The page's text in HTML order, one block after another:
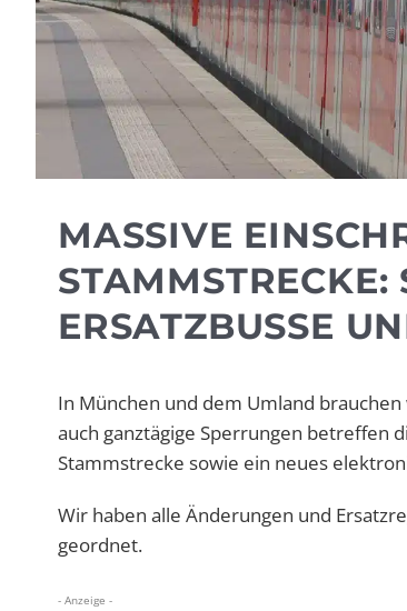
MASSIVE
ERSATZBUSSE
In München und dem Umland
auch ganztägige Sperrungen betreffen
Stammstrecke sowie ein neues
Wir haben alle Änderungen und
geordnet.
- Anzeige -